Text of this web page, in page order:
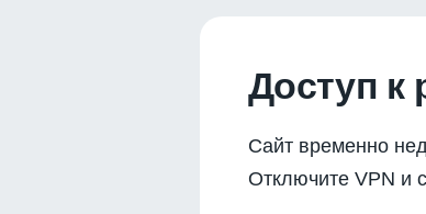
Доступ к
Сайт временно
Отключите VPN и